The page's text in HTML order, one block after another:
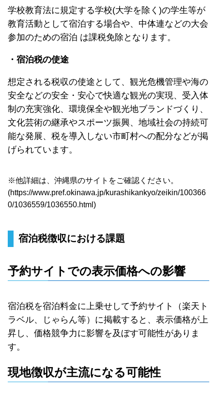
学校教育法に規定する学校(大学を除く)の学生等が
教育活動として宿泊する場合や、中体連などの大会
参加のための宿泊 は課税免除となります。
・宿泊税の使途
想定される税収の使途として、観光危機管理や海の
安全などの安全・安心で快適な観光の実現、受入体
制の充実強化、環境保全や観光地ブランドづくり、
文化芸術の継承やスポーツ振興、地域社会の持続可
能な発展、税を導入しない市町村への配分などが掲
げられています。
※他詳細は、沖縄県のサイトをご確認ください。
(https://www.pref.okinawa.jp/kurashikankyo/zeikin/100366
0/1036559/1036550.html )
宿泊税徴収における課題
予約サイトでの表示価格への影響
宿泊税を宿泊料金に上乗せして予約サイト（楽天ト
ラベル、じゃらん等）に掲載すると、表示価格が上
昇し、価格競争力に影響を及ぼす可能性がありま
す。
現地徴収が主流になる可能性